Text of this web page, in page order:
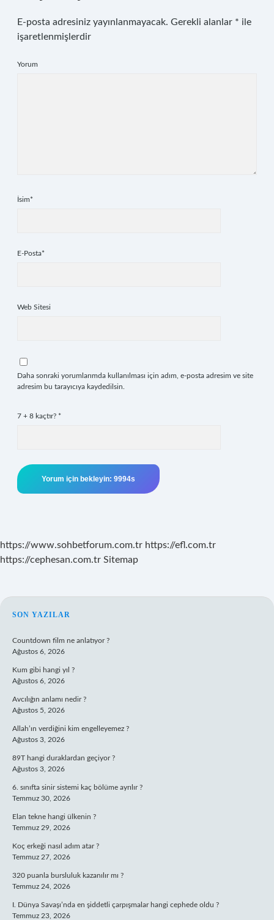
E-posta adresiniz yayınlanmayacak. Gerekli alanlar * ile
işaretlenmişlerdir
Yorum
İsim*
E-Posta*
Web Sitesi
Daha sonraki yorumlarımda kullanılması için adım, e-posta adresim ve site
adresim bu tarayıcıya kaydedilsin.
7 + 8 kaçtır? *
https://www.sohbetforum.com.tr https://efl.com.tr
https://cephesan.com.tr Sitemap
SIDEBAR
SON YAZILAR
Countdown film ne anlatıyor ?
Ağustos 6, 2026
Kum gibi hangi yıl ?
Ağustos 6, 2026
Avcılığın anlamı nedir ?
Ağustos 5, 2026
Allah’ın verdiğini kim engelleyemez ?
Ağustos 3, 2026
89T hangi duraklardan geçiyor ?
Ağustos 3, 2026
6. sınıfta sinir sistemi kaç bölüme ayrılır ?
Temmuz 30, 2026
Elan tekne hangi ülkenin ?
Temmuz 29, 2026
Koç erkeği nasıl adım atar ?
Temmuz 27, 2026
320 puanla bursluluk kazanılır mı ?
Temmuz 24, 2026
I. Dünya Savaşı’nda en şiddetli çarpışmalar hangi cephede oldu ?
Temmuz 23, 2026